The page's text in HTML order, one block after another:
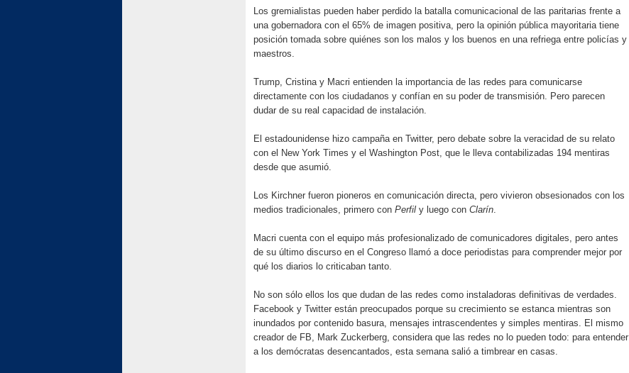
Los gremialistas pueden haber perdido la batalla comunicacional de las paritarias frente a
una gobernadora con el 65% de imagen positiva, pero la opinión pública mayoritaria tiene
posición tomada sobre quiénes son los malos y los buenos en una refriega entre policías y
maestros.
Trump, Cristina y Macri entienden la importancia de las redes para comunicarse
directamente con los ciudadanos y confían en su poder de transmisión. Pero parecen
dudar de su real capacidad de instalación.
El estadounidense hizo campaña en Twitter, pero debate sobre la veracidad de su relato
con el New York Times y el Washington Post, que le lleva contabilizadas 194 mentiras
desde que asumió.
Los Kirchner fueron pioneros en comunicación directa, pero vivieron obsesionados con los
medios tradicionales, primero con Perfil y luego con Clarín
Macri cuenta con el equipo más profesionalizado de comunicadores digitales, pero antes
de su último discurso en el Congreso llamó a doce periodistas para comprender mejor por
qué los diarios lo criticaban tanto.
No son sólo ellos los que dudan de las redes como instaladoras definitivas de verdades.
Facebook y Twitter están preocupados porque su crecimiento se estanca mientras son
inundados por contenido basura, mensajes intrascendentes y simples mentiras. El mismo
creador de FB, Mark Zuckerberg, considera que las redes no lo pueden todo: para entender
a los demócratas desencantados, esta semana salió a timbrear en casas.